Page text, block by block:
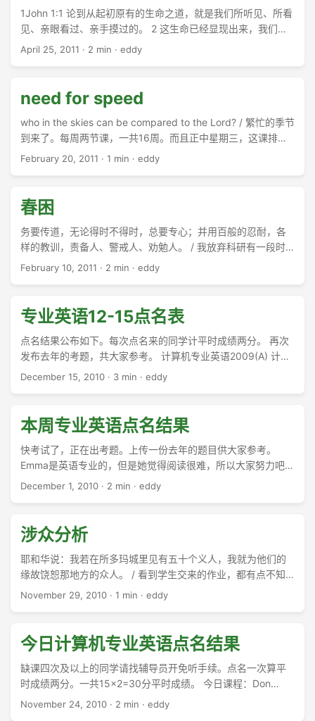
1John 1:1 论到从起初原有的生命之道，就是我们所听见、所看
见、亲眼看过、亲手摸过的。 2 这生命已经显现出来，我们也
看见过，现在又作见證，将原与父同在、且显现与我们那永远
我们将这些话写给你们，使你们（有古卷作：我们）的喜乐充
足。 ...
April 25, 2011 · 2 min · eddy
need for speed
who in the skies can be compared to the Lord? / 繁忙的季节
到来了。每周两节课，一共16周。而且正中星期三，这课排
的，而且上午3、4节，4个月要舒服地在学校度假了。 ...
February 20, 2011 · 1 min · eddy
春困
务要传道，无论得时不得时，总要专心；并用百般的忍耐，各
样的教训，责备人、警戒人、劝勉人。 / 我放弃科研有一段时
间了，但是为了卫明的论文，这几天再次卷起袖子上场。所谓
February 10, 2011 · 2 min · eddy
专业英语12-15点名表
点名结果公布如下。每次点名来的同学计平时成绩两分。 再次
发布去年的考题，共大家参考。 计算机专业英语2009(A) 计算
机专业英语2009(B) 计算机专业英语2009(C) 所有教学材料的
December 15, 2010 · 3 min · eddy
本周专业英语点名结果
快考试了，正在出考题。上传一份去年的题目供大家参考。
Emma是英语专业的，但是她觉得阅读很难，所以大家努力吧，
这是专业英语！ ...
December 1, 2010 · 2 min · eddy
涉众分析
耶和华说：我若在所多玛城里见有五十个义人，我就为他们的
缘故饶恕那地方的众人。 / 看到学生交来的作业，都有点不知
所云。还需要更认真的训练吧。 ...
November 29, 2010 · 1 min · eddy
今日计算机专业英语点名结果
缺课四次及以上的同学请找辅导员开免听手续。点名一次算平
时成绩两分。一共15×2=30分平时成绩。 今日课程：Don
Knuth 和 Marvin Minsky传记。 ...
November 24, 2010 · 2 min · eddy